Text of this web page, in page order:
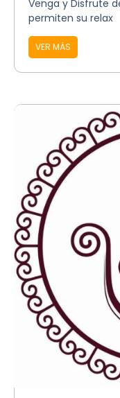
Venga y Disfrute
permiten su relax
VER MÁS